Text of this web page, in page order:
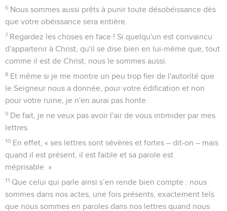
6 Nous sommes aussi prêts à punir toute désobéissance dès
que votre obéissance sera entière.
7 Regardez les choses en face ! Si quelqu'un est convaincu
d'appartenir à Christ, qu'il se dise bien en lui-même que, tout
comme il est de Christ, nous le sommes aussi.
8 Et même si je me montre un peu trop fier de l'autorité que
le Seigneur nous a donnée, pour votre édification et non
pour votre ruine, je n'en aurai pas honte.
9 De fait, je ne veux pas avoir l'air de vous intimider par mes
lettres.
10 En effet, « ses lettres sont sévères et fortes – dit-on – mais
quand il est présent, il est faible et sa parole est
méprisable. »
11 Que celui qui parle ainsi s’en rende bien compte : nous
sommes dans nos actes, une fois présents, exactement tels
que nous sommes en paroles dans nos lettres quand nous